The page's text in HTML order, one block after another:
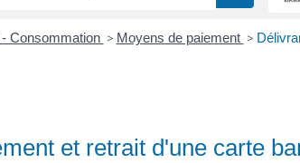
Consommation > Moyens de paiement >
et retrait d'une carte